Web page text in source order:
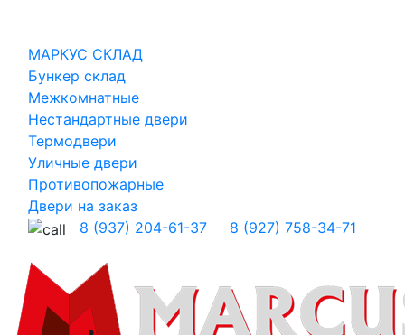
МАРКУС СКЛАД
Бункер склад
Межкомнатные
Нестандартные двери
Термодвери
Уличные двери
Противопожарные
Двери на заказ
8 (937) 204-61-37
8 (927) 758-34-71